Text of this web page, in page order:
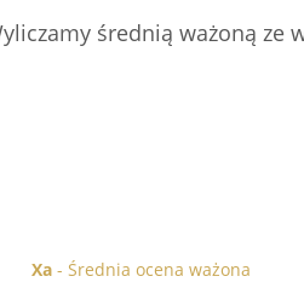
średnią ważoną ze
Xa - Średnia ocena ważona